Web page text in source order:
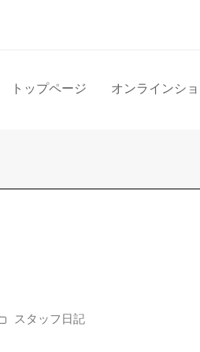
トップページ オンラインシ
スタッフ日記